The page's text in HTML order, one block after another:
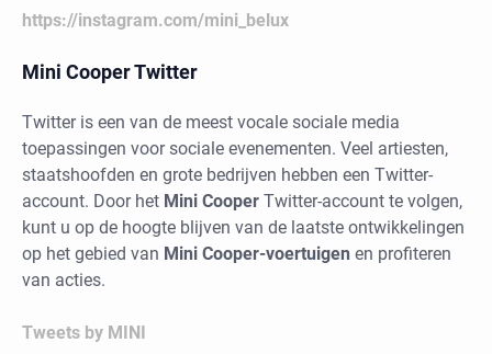
https://instagram.com/mini_belux
Mini Cooper Twitter
Twitter is een van de meest vocale sociale media
toepassingen voor sociale evenementen. Veel artiesten,
staatshoofden en grote bedrijven hebben een Twitter-
account. Door het Mini Cooper Twitter-account te volgen,
kunt u op de hoogte blijven van de laatste ontwikkelingen
op het gebied van Mini Cooper-voertuigen en profiteren
van acties.
Tweets by MINI